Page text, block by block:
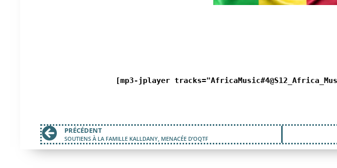
[mp3-jplayer
PRÉCÉDENT
SOUTIENS À LA FAMILLE KALLDANY, MENACÉE D’OQTF